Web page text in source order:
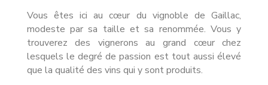
Vous êtes ici au cœur du vignoble de Gaillac,
modeste par sa taille et sa renommée. Vous y
trouverez des vignerons au grand cœur chez
lesquels le degré de passion est tout aussi élevé
que la qualité des vins qui y sont produits.